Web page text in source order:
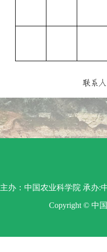
主办：中国农业科学院 承办:
Copyright © 中